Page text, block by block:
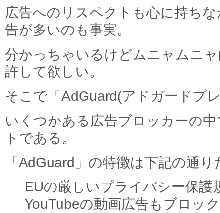
広告へのリスペクトも心に持ち
告が多いのも事実。
分かっちゃいるけどムニャムニ
許して欲しい。
そこで「AdGuard(アドガードプ
いくつかある広告ブロッカーの
トである。
「AdGuard」の特徴は下記の通り
EUの厳しいプライバシー保護
YouTubeの動画広告もブロック